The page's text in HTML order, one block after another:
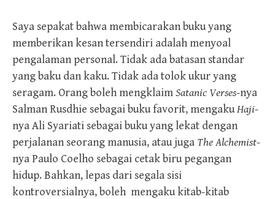
Saya sepakat bahwa membicarakan buku yang
memberikan kesan tersendiri adalah menyoal
pengalaman personal. Tidak ada batasan standar
yang baku dan kaku. Tidak ada tolok ukur yang
seragam. Orang boleh mengklaimSatanic Verses-nya
Salman Rusdhie sebagai buku favorit, mengakuHaji-
nya Ali Syariati sebagai buku yang lekat dengan
perjalanan seorang manusia, atau juga The Alchemist-
nya Paulo Coelho sebagai cetak biru pegangan
hidup. Bahkan, lepas dari segala sisi
kontroversialnya, boleh mengaku kitab-kitab